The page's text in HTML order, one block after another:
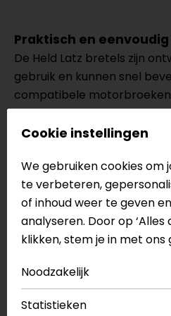
Praktisch en
De Held Latz bretels zijn
gebruik en kunnen snel
compatibele
direct van extra comfort
Meer stabiliteit
Doordat je motorbroek
zitten, ervaar je meer
zowel korte ritten als lange
Heb je meer informatie
met
Cookie instellingen
We gebruiken cookies
te verbeteren,
of inhoud weer te geven
analyseren. Door op
klikken, stem je in met ons
Noodzakelijk
Statistieken